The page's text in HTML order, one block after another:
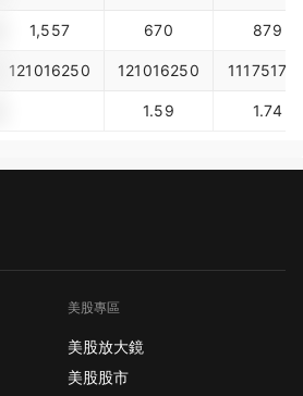
1,557 670 879
121016250 121016250
1.59 1.74
美股專區
美股放大鏡
美股股市